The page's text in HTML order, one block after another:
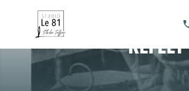
REFLET